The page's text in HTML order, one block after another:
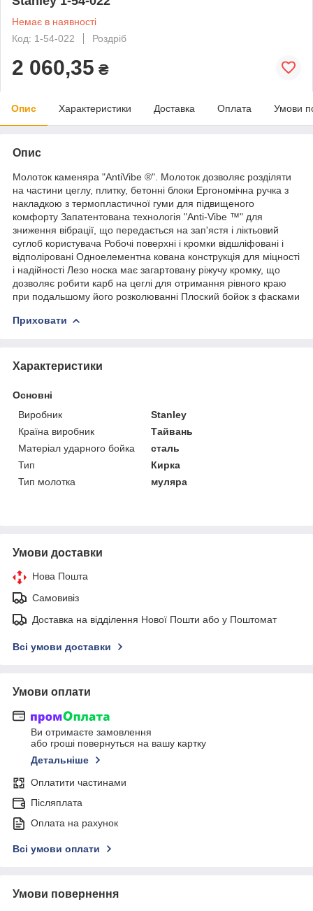
Немає в наявності
Код: 1-54-022
Роздріб
2 060,35 ₴
Опис Характеристики Доставка Оплата Умови
Опис
Молоток каменяра "AntiVibe ®". Молоток дозволяє розділяти
на частини цеглу, плитку, бетонні блоки Ергономічна ручка з
накладкою з термопластичної гуми для підвищеного
комфорту Запатентована технологія "Anti-Vibe ™" для
зниження вібрації, що передається на зап'ястя і ліктьовий
суглоб користувача Робочі поверхні і кромки відшліфовані і
відполіровані Одноелементна кована конструкція для міцності
і надійності Лезо носка має загартовану ріжучу кромку, що
дозволяє робити карб на цеглі для отримання рівного краю
при подальшому його розколюванні Плоский бойок з фасками
Приховати
Характеристики
Основні
Виробник
Stanley
Країна виробник
Тайвань
Матеріал ударного бойка
сталь
Тип
Кирка
Тип молотка
муляра
Умови доставки
Нова Пошта
Самовивіз
Доставка на відділення Нової Пошти або у Поштомат
Всі умови доставки
Умови оплати
Ви отримаєте замовлення
або гроші повернуться на вашу картку
Детальніше
Оплатити частинами
Післяплата
Оплата на рахунок
Всі умови оплати
Умови повернення